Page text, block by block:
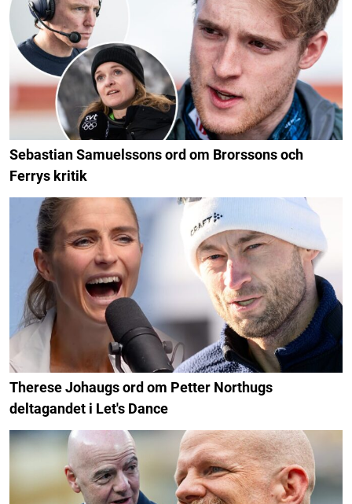
Sebastian Samuelssons ord om Brorssons och
Ferrys kritik
Therese Johaugs ord om Petter Northugs
deltagandet i Let's Dance